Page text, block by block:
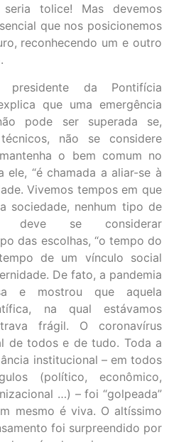
tolice! Mas devemos
que nos posicionemos
reconhecendo um e outro
presidente da Pontifícia
que uma emergência
pode ser superada se,
não se considere
o bem comum no
ele, “é chamada a aliar-se à
Vivemos tempos em que
sociedade, nenhum tipo de
deve se considerar
das escolhas, “o tempo do
de um vínculo social
De fato, a pandemia
e mostrou que aquela
na qual estávamos
frágil. O coronavírus
de todos e de tudo. Toda a
institucional – em todos
(político, econômico,
…) – foi “golpeada”
mesmo é viva. O altíssimo
foi surpreendido por